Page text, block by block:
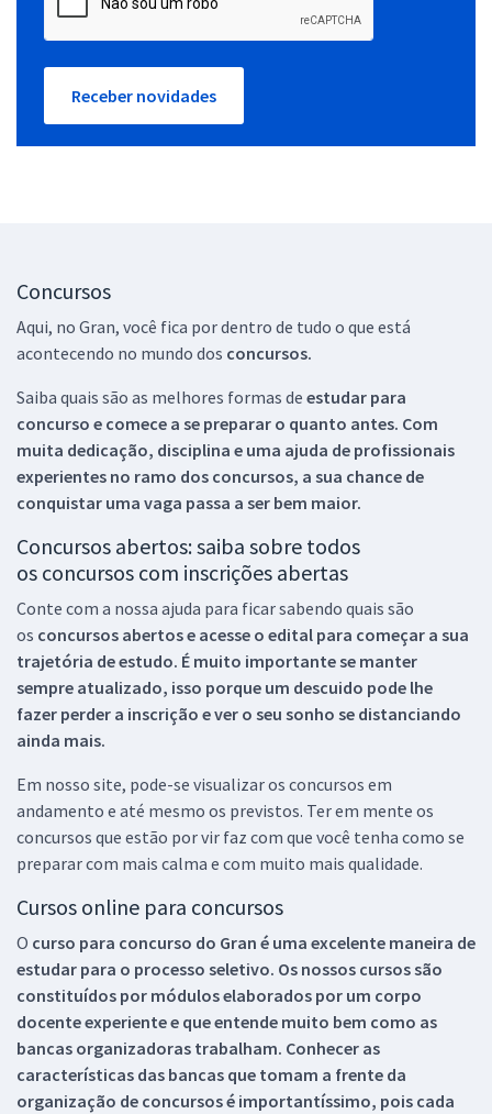
Receber novidades
Concursos
Aqui, no Gran, você fica por dentro de tudo o que está
acontecendo no mundo dos concursos.
Saiba quais são as melhores formas de estudar para
concurso e comece a se preparar o quanto antes. Com
muita dedicação, disciplina e uma ajuda de profissionais
experientes no ramo dos concursos, a sua chance de
conquistar uma vaga passa a ser bem maior.
Concursos abertos: saiba sobre todos
os concursos com inscrições abertas
Conte com a nossa ajuda para ficar sabendo quais são
os concursos abertos e acesse o edital para começar a sua
trajetória de estudo. É muito importante se manter
sempre atualizado, isso porque um descuido pode lhe
fazer perder a inscrição e ver o seu sonho se distanciando
ainda mais.
Em nosso site, pode-se visualizar os concursos em
andamento e até mesmo os previstos. Ter em mente os
concursos que estão por vir faz com que você tenha como se
preparar com mais calma e com muito mais qualidade.
Cursos online para concursos
O curso para concurso do Gran é uma excelente maneira de
estudar para o processo seletivo. Os nossos cursos são
constituídos por módulos elaborados por um corpo
docente experiente e que entende muito bem como as
bancas organizadoras trabalham. Conhecer as
características das bancas que tomam a frente da
organização de concursos é importantíssimo, pois cada